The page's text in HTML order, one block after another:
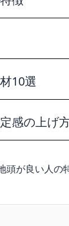
10選
感の上げ
頭が良い人の